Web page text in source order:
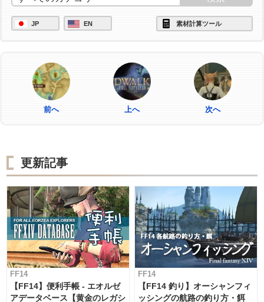
JP EN 素材計算ツール
前へ 上へ 次へ
更新記事
FF14
【FF14】便利手帳 - エオルゼ
アデータベース【黄金のレガシ
FF14
【FF14 釣り】オーシャンフィ
ッシングの航路の釣り方・餌